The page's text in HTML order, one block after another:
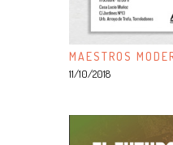
MAESTROS
11/10/2018